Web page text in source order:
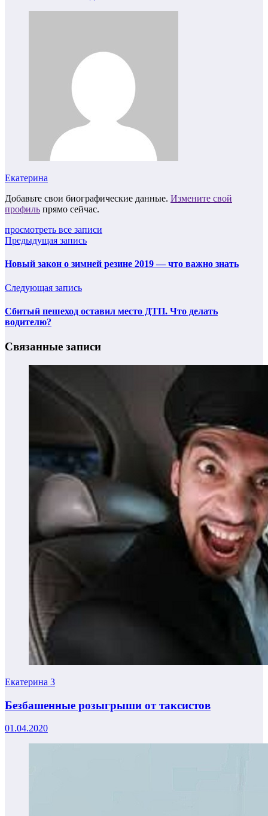
Екатерина
Добавьте свои биографические данные. Измените свой
профиль прямо сейчас.
просмотреть все записи
Предыдущая запись
Новый закон о зимней резине 2019 — что важно знать
Следующая запись
Сбитый пешеход оставил место ДТП. Что делать
водителю?
Связанные записи
Екатерина 3
Безбашенные розыгрыши от таксистов
01.04.2020